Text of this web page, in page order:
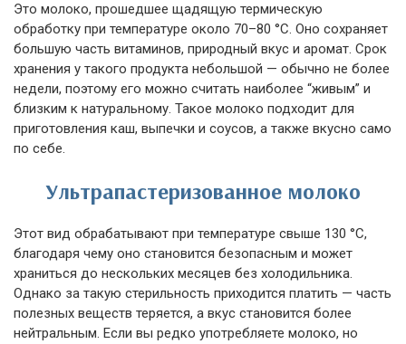
Это молоко, прошедшее щадящую термическую
обработку при температуре около 70–80 °C. Оно сохраняет
большую часть витаминов, природный вкус и аромат. Срок
хранения у такого продукта небольшой — обычно не более
недели, поэтому его можно считать наиболее “живым” и
близким к натуральному. Такое молоко подходит для
приготовления каш, выпечки и соусов, а также вкусно само
по себе.
Ультрапастеризованное молоко
Этот вид обрабатывают при температуре свыше 130 °C,
благодаря чему оно становится безопасным и может
храниться до нескольких месяцев без холодильника.
Однако за такую стерильность приходится платить — часть
полезных веществ теряется, а вкус становится более
нейтральным. Если вы редко употребляете молоко, но